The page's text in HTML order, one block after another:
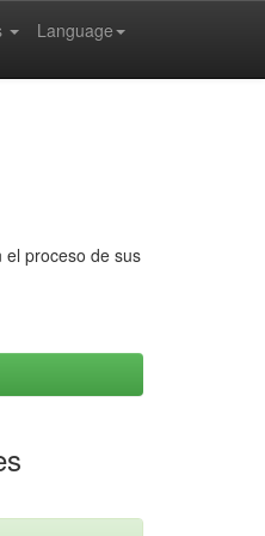
Language
proceso de sus